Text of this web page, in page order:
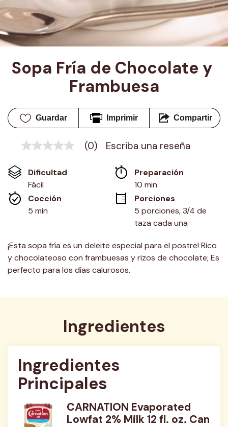
Sopa Fría de Chocolate y
Frambuesa
Guardar Imprimir Compartir
Sin
en
misma
página.
(0) Escriba una reseña
Dificultad
Fácil
Preparación
10 min
Cocción
5 min
Porciones
5 porciones, 3/4 de
taza cada una
¡Esta sopa fría es un deleite especial para el postre! Rico
y chocolateoso con frambuesas y rizos de chocolate; Es
perfecto para los días calurosos.
Ingredientes
Ingredientes
Principales
CARNATION Evaporated
Lowfat 2% Milk 12 fl. oz. Can